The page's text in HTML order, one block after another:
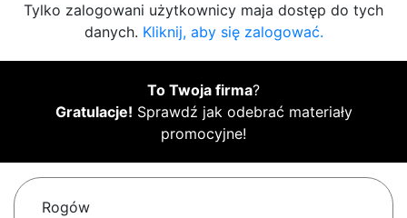
Tylko zalogowani użytkownicy maja dostęp do tych
danych. Kliknij, aby się zalogować.
To Twoja firma?
Gratulacje! Sprawdź jak odebrać materiały
promocyjne!
Rogów